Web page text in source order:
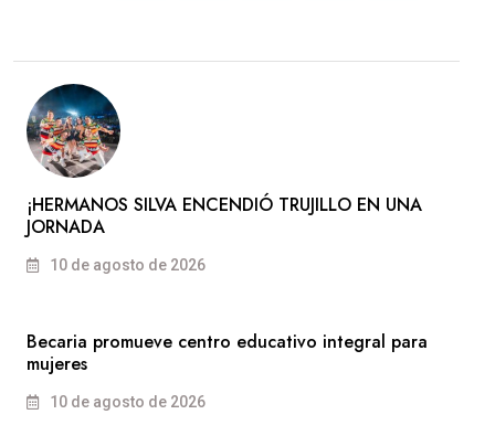
​¡HERMANOS SILVA ENCENDIÓ TRUJILLO EN UNA
JORNADA
10 de agosto de 2026
Becaria promueve centro educativo integral para
mujeres
10 de agosto de 2026